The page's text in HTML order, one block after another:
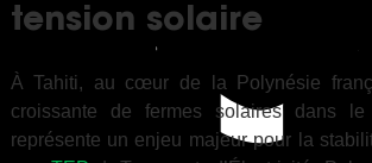
tension solaire
À Tahiti, au cœur de la Polynésie
croissante de fermes solaires dans le
représente un enjeu majeur pour la